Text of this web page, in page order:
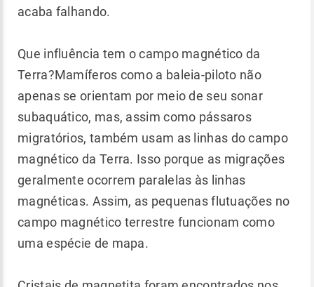
acaba falhando.
Que influência tem o campo magnético da
Terra?Mamíferos como a baleia-piloto não
apenas se orientam por meio de seu sonar
subaquático, mas, assim como pássaros
migratórios, também usam as linhas do campo
magnético da Terra. Isso porque as migrações
geralmente ocorrem paralelas às linhas
magnéticas. Assim, as pequenas flutuações no
campo magnético terrestre funcionam como
uma espécie de mapa.